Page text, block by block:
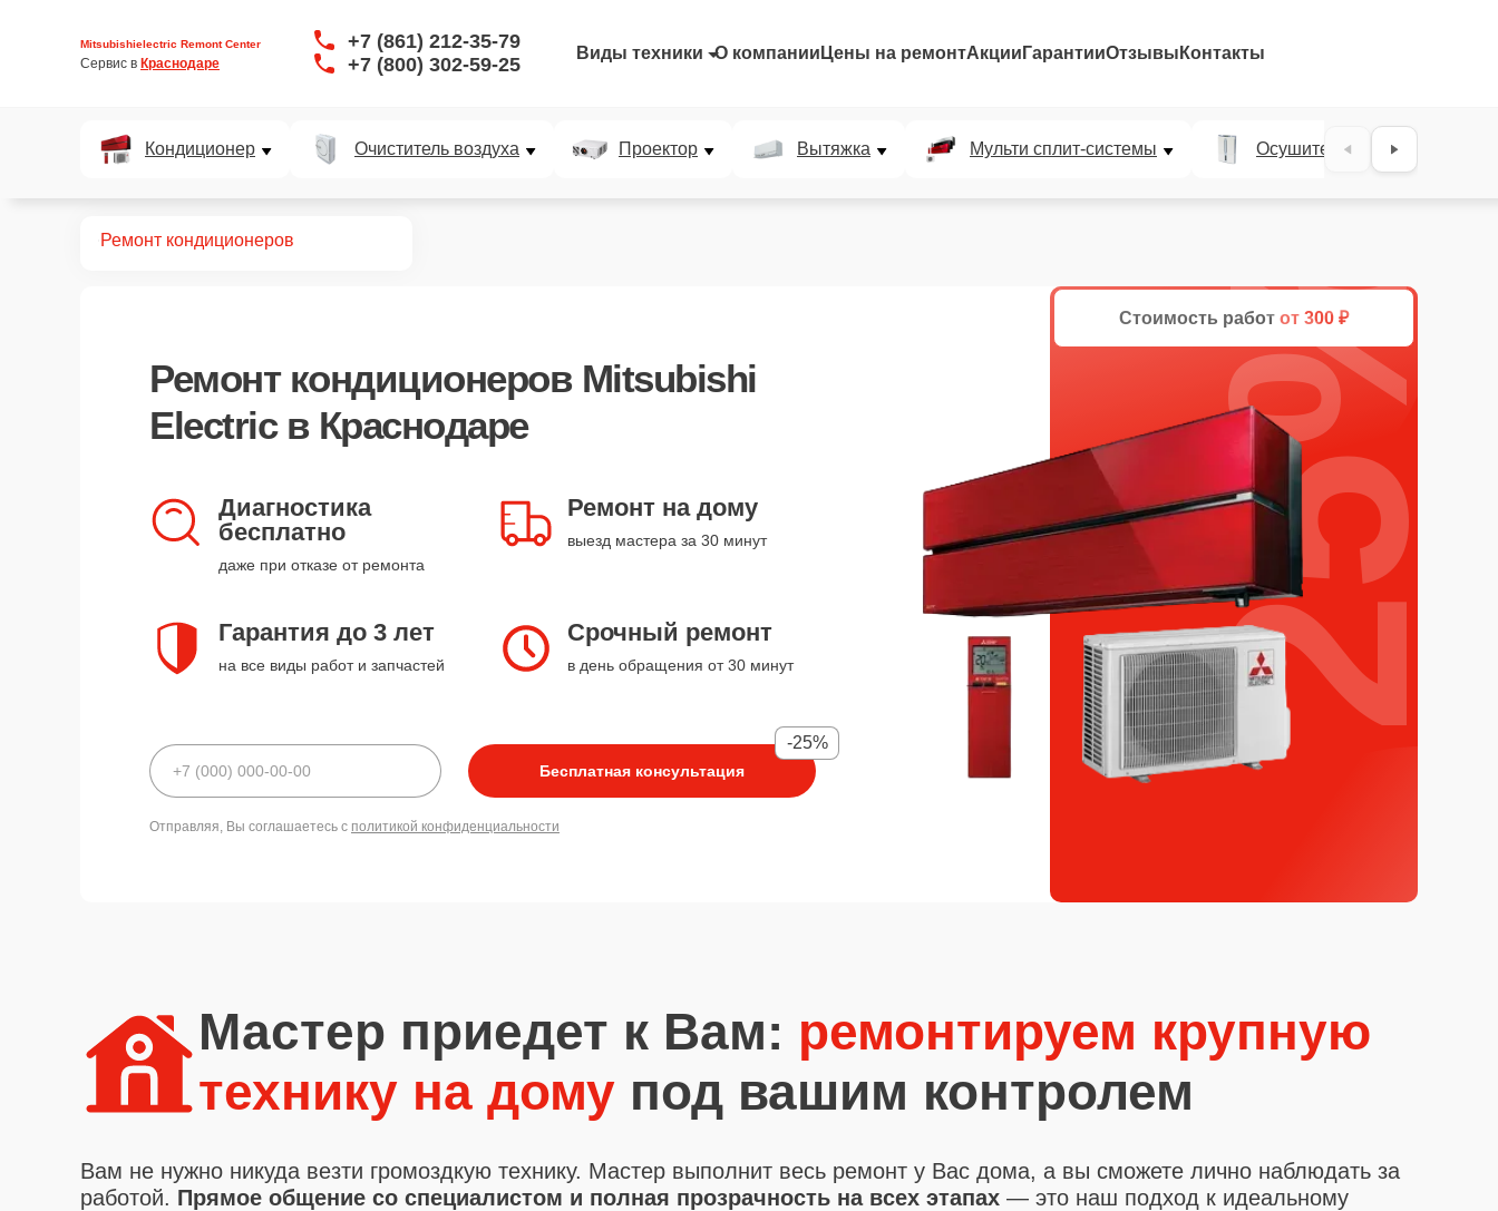
Mitsubishielectric Remont Center
Сервис в Краснодаре
+7 (861) 212-35-79
+7 (800) 302-59-25
Виды техники О компании Цены на ремонтАкции ГарантииОтзывы Контакты
Кондиционер Очиститель воздуха Проектор Вытяжка Мульти сплит-системы Осушители воздуха
Ремонт кондиционеров
Ремонт кондиционеров Mitsubishi
Electricв Краснодаре
Диагностика
бесплатно
даже при отказе от ремонта
Ремонт на дому
выезд мастера за 30 минут
Гарантия до 3 лет
на все виды работ и запчастей
Срочный ремонт
в день обращения от 30 минут
Бесплатная консультация
-25%
Отправляя, Вы соглашаетесь с политикой конфиденциальности
Стоимость работ от 300 ₽
25%
Мастер приедет к Вам: ремонтируем крупную
технику на дому под вашим контролем
Вам не нужно никуда везти громоздкую технику. Мастер выполнит весь ремонт у Вас дома, а вы сможете лично наблюдать за
работой. Прямое общение со специалистом и полная прозрачность на всех этапах — это наш подход к идеальному